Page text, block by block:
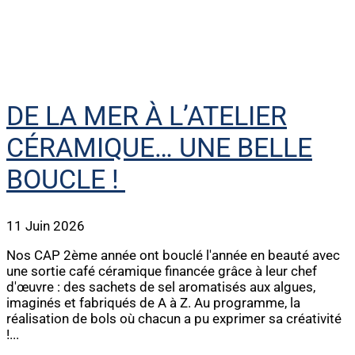
DE LA MER À L’ATELIER
CÉRAMIQUE… UNE BELLE
BOUCLE !
11 Juin 2026
Nos CAP 2ème année ont bouclé l'année en beauté avec
une sortie café céramique financée grâce à leur chef
d'œuvre : des sachets de sel aromatisés aux algues,
imaginés et fabriqués de A à Z. Au programme, la
réalisation de bols où chacun a pu exprimer sa créativité
!...